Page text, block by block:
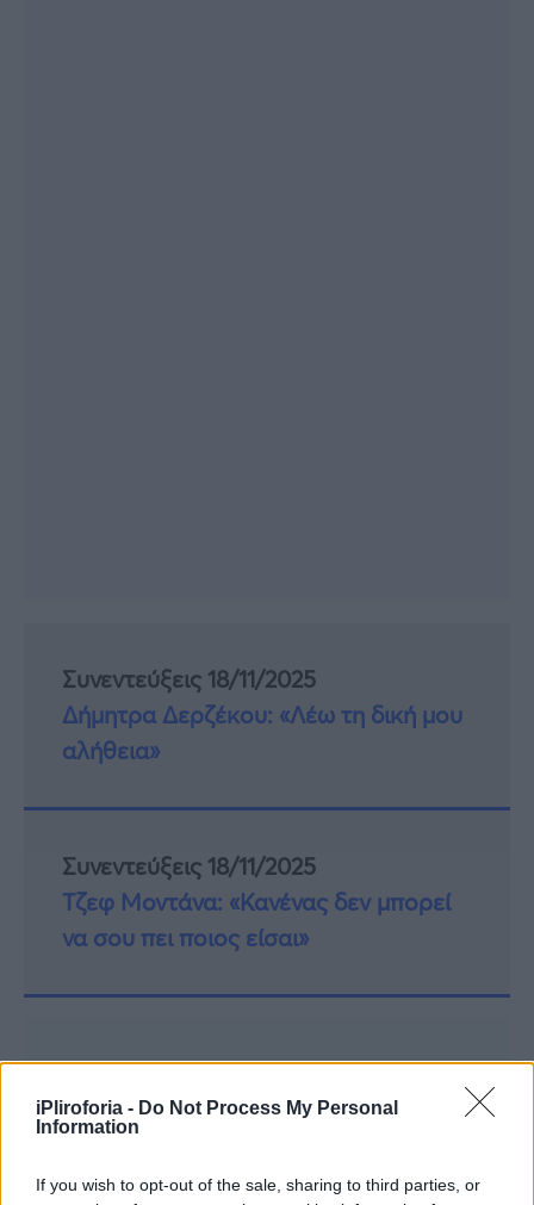
iPliroforia - Do Not Process My Personal
Information
If you wish to opt-out of the sale, sharing to third parties, or
Συνεντεύξεις 18/11/2025
Δήμητρα Δερζέκου: «Λέω τη δική μου
αλήθεια»
Συνεντεύξεις 18/11/2025
Τζεφ Μοντάνα: «Κανένας δεν μπορεί
να σου πει ποιος είσαι»